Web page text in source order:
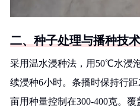
二、种子处理与播种技术
采用温水浸种法，用50℃水浸
续浸种6小时。条播时保持行距
亩用种量控制在300-400克。